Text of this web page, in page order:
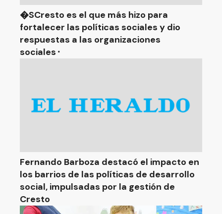
�SCresto es el que más hizo para
fortalecer las políticas sociales y dio
respuestas a las organizaciones
sociales⬝
Fernando Barboza destacó el impacto en
los barrios de las políticas de desarrollo
social, impulsadas por la gestión de
Cresto